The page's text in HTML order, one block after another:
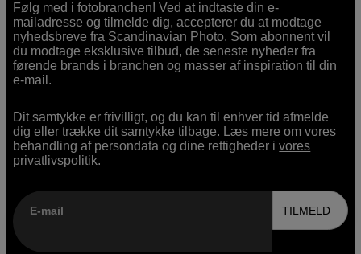
Følg med i fotobranchen! Ved at indtaste din e-
mailadresse og tilmelde dig, accepterer du at modtage
nyhedsbreve fra Scandinavian Photo. Som abonnent vil
du modtage eksklusive tilbud, de seneste nyheder fra
førende brands i branchen og masser af inspiration til din
e-mail.
Dit samtykke er frivilligt, og du kan til enhver tid afmelde
dig eller trække dit samtykke tilbage. Læs mere om vores
behandling af persondata og dine rettigheder ivores
privatlivspolitik.
E-mail TILMELD